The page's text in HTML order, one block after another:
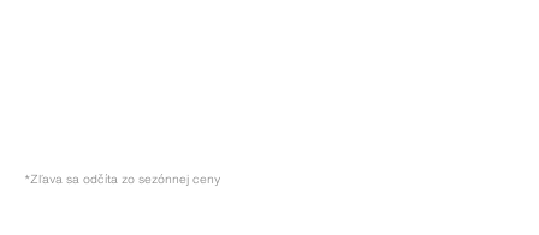
*Zľava sa odčíta zo sezónnej ceny